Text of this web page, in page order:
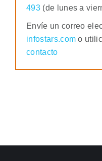
493(de lunes a
Envíe un correo
infostars.como
contacto